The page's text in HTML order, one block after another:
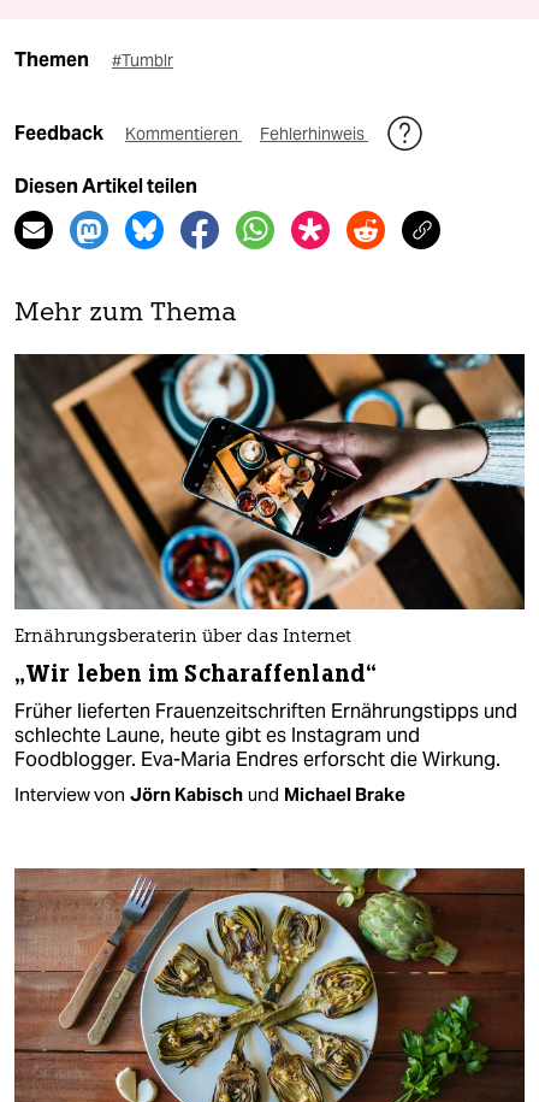
Themen #Tumblr
Feedback Kommentieren Fehlerhinweis
Diesen Artikel teilen
Mehr zum Thema
Ernährungsberaterin über das Internet
„Wir leben im Scharaffenland“
Früher lieferten Frauenzeitschriften Ernährungstipps und
schlechte Laune, heute gibt es Instagram und
Foodblogger. Eva-Maria Endres erforscht die Wirkung.
Interview von Jörn Kabisch und Michael Brake